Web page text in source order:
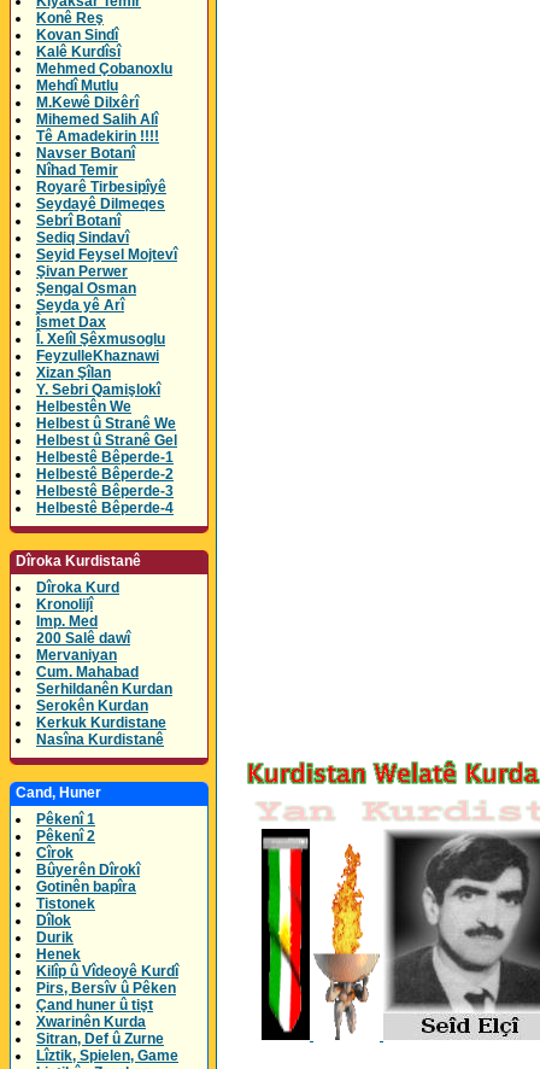
Konê Reş
Kovan Sindî
Kalê Kurdîsî
Mehmed Çobanoxlu
Mehdî Mutlu
M.Kewê Dilxêrî
Mihemed Salih Alî
Tê Amadekirin !!!!
Navser Botanî
Nîhad Temir
Royarê Tirbesipîyê
Seydayê Dilmeqes
Sebrî Botanî
Sediq Sindavî
Seyid Feysel Mojtevî
Şivan Perwer
Şengal Osman
Seyda yê Arî
Îsmet Dax
Î. Xelîl Şêxmusoglu
FeyzulleKhaznawi
Xizan Şîlan
Y. Sebri Qamişlokî
Helbestên We
Helbest û Stranê We
Helbest û Stranê Gel
Helbestê Bêperde-1
Helbestê Bêperde-2
Helbestê Bêperde-3
Helbestê Bêperde-4
Dîroka Kurdistanê
Dîroka Kurd
Kronolijî
Imp. Med
200 Salê dawî
Mervaniyan
Cum. Mahabad
Serhildanên Kurdan
Serokên Kurdan
Kerkuk Kurdistane
Nasîna Kurdistanê
Cand, Huner
Pêkenî 1
Pêkenî 2
Cîrok
Bûyerên Dîrokî
Gotinên bapîra
Tistonek
Dîlok
Durik
Henek
Kilîp û Vîdeoyê Kurdî
Pirs, Bersîv û Pêken
Çand huner û tişt
Xwarinên Kurda
Sitran, Def û Zurne
Lîztik, Spielen, Game